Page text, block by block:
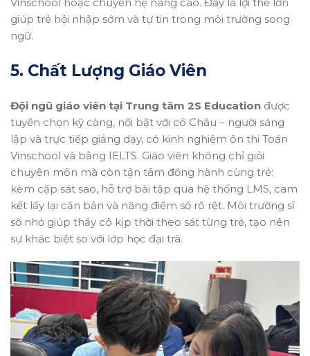
giúp trẻ hội nhập sớm và tự tin trong môi trường song
ngữ.
5. Chất Lượng Giáo Viên
Đội ngũ giáo viên tại Trung tâm 2S Education được
tuyển chọn kỹ càng, nổi bật với cô Châu – người sáng
lập và trực tiếp giảng dạy, có kinh nghiệm ôn thi Toán
Vinschool và bằng IELTS. Giáo viên không chỉ giỏi
chuyên môn mà còn tận tâm đồng hành cùng trẻ:
kèm cặp sát sao, hỗ trợ bài tập qua hệ thống LMS, cam
kết lấy lại căn bản và nâng điểm số rõ rệt. Môi trường sĩ
số nhỏ giúp thầy cô kịp thời theo sát từng trẻ, tạo nên
sự khác biệt so với lớp học đại trà.